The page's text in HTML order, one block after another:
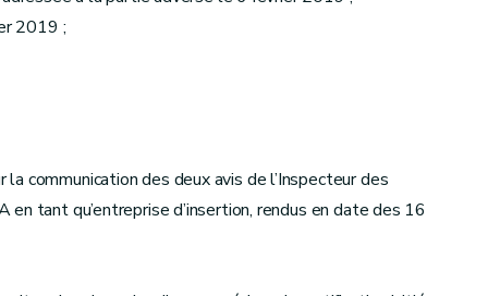
2019 ;
communication des deux avis de l’Inspecteur des
tant qu’entreprise d’insertion, rendus en date des 16